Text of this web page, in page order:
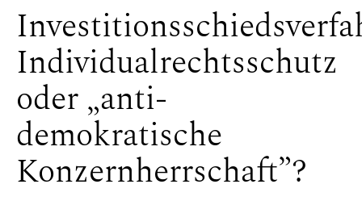
Individualrechtsschutz
oder „anti-
demokratische
Konzernherrschaft”?